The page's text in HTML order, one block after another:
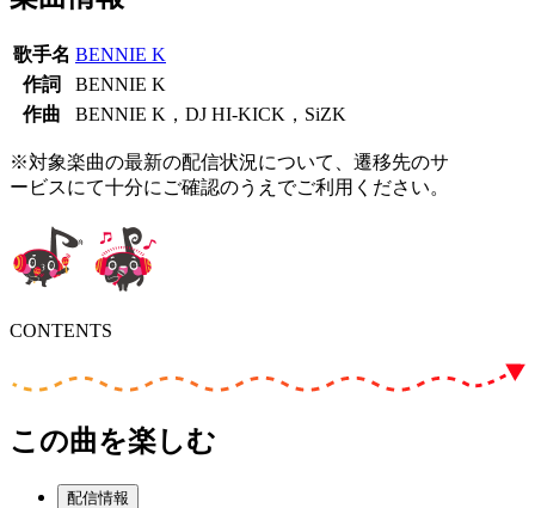
歌手名 BENNIE K
作詞
BENNIE K
作曲
BENNIE K，DJ HI-KICK，SiZK
※対象楽曲の最新の配信状況について、遷移先のサ
ービスにて十分にご確認のうえでご利用ください。
CONTENTS
この曲を楽しむ
配信情報